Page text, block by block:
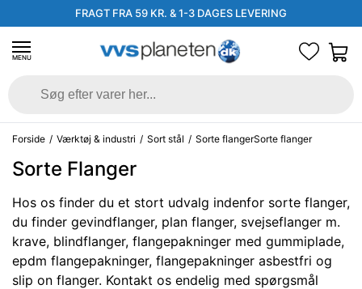
FRAGT FRA 59 KR. & 1-3 DAGES LEVERING
MENU
Forside / Værktøj & industri / Sort stål / Sorte flangerSorte flanger
Sorte Flanger
Hos os finder du et stort udvalg indenfor sorte flanger,
du finder gevindflanger, plan flanger, svejseflanger m.
krave, blindflanger, flangepakninger med gummiplade,
epdm flangepakninger, flangepakninger asbestfri og
slip on flanger. Kontakt os endelig med spørgsmål